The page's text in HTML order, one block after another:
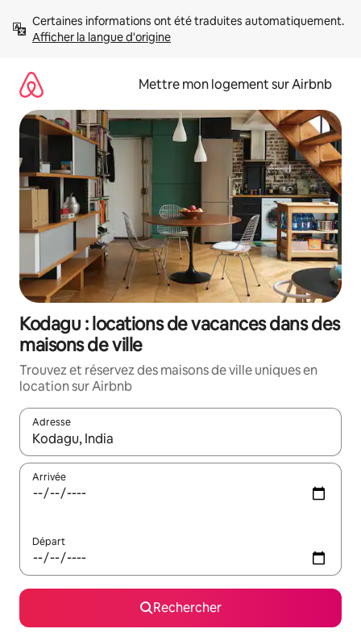
directement
Afficher la langue d'origine
Mettre mon logement sur Airbnb
Kodagu : locations de vacances dans des
maisons de ville
Trouvez et réservez des maisons de ville uniques en
location sur Airbnb
Adresse
Lorsque les résultats s'affichent, utilisez les flèches vers le
Arrivée
Départ
Rechercher